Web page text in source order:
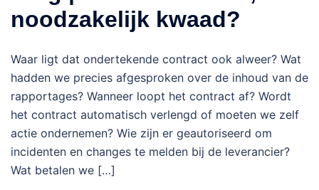
noodzakelijk kwaad?
Waar ligt dat ondertekende contract ook alweer? Wat
hadden we precies afgesproken over de inhoud van de
rapportages? Wanneer loopt het contract af? Wordt
het contract automatisch verlengd of moeten we zelf
actie ondernemen? Wie zijn er geautoriseerd om
incidenten en changes te melden bij de leverancier?
Wat betalen we […]